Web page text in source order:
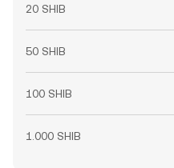
20 SHIB
50 SHIB
100 SHIB
1.000 SHIB